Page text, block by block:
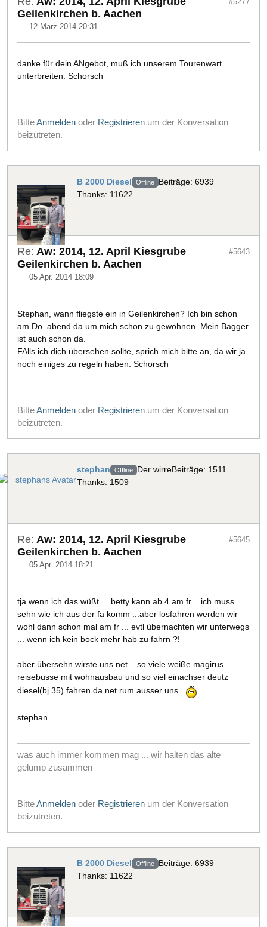
Geilenkirchen b. Aachen
12 März 2014 20:31
danke für dein ANgebot, muß ich unserem Tourenwart
unterbreiten. Schorsch
BitteAnmelden oder Registrieren um der Konversation
beizutreten.
B 2000 Diesel Offline Beiträge: 6939
Thanks: 11622
Re: Aw: 2014, 12. April Kiesgrube
Geilenkirchen b. Aachen
05 Apr. 2014 18:09
#5643
Stephan, wann fliegste ein in Geilenkirchen? Ich bin schon
am Do. abend da um mich schon zu gewöhnen. Mein Bagger
ist auch schon da.
FAlls ich dich übersehen sollte, sprich mich bitte an, da wir ja
noch einiges zu regeln haben. Schorsch
BitteAnmelden oder Registrieren um der Konversation
beizutreten.
stephan Offline Der wirreBeiträge: 1511
Thanks: 1509
Re: Aw: 2014, 12. April Kiesgrube
Geilenkirchen b. Aachen
05 Apr. 2014 18:21
#5645
tja wenn ich das wüßt ... betty kann ab 4 am fr ...ich muss
sehn wie ich aus der fa komm ...aber losfahren werden wir
wohl dann schon mal am fr ... evtl übernachten wir unterwegs
... wenn ich kein bock mehr hab zu fahrn ?!
aber übersehn wirste uns net .. so viele weiße magirus
reisebusse mit wohnausbau und so viel einachser deutz
diesel(bj 35) fahren da net rum ausser uns
stephan
was auch immer kommen mag ... wir halten das alte
gelump zusammen
BitteAnmelden oder Registrieren um der Konversation
beizutreten.
B 2000 Diesel Offline Beiträge: 6939
Thanks: 11622